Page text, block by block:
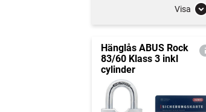
Visa
Hänglås ABUS Rock
83/60 Klass 3 inkl
cylinder